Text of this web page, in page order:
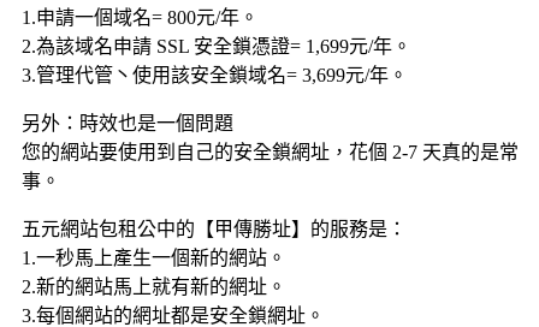
1.申請一個域名= 800元/年。
2.為該域名申請 SSL 安全鎖憑證= 1,699元/年。
3.管理代管丶使用該安全鎖域名= 3,699元/年。
另外：時效也是一個問題
您的網站要使用到自己的安全鎖網址，花個 2-7 天真的是常
事。
五元網站包租公中的【甲傳勝址】的服務是：
1.一秒馬上產生一個新的網站。
2.新的網站馬上就有新的網址。
3.每個網站的網址都是安全鎖網址。